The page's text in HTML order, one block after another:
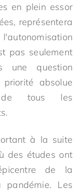
en plein essor
représentera
pas seulement
une question
absolue
de tous les
à la suite
des études ont
de la
pandémie. Les